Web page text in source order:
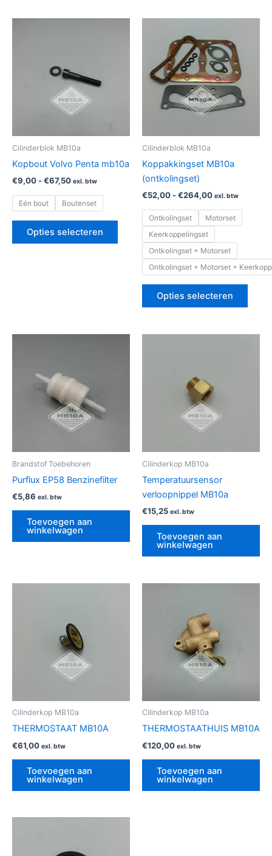
Cilinderblok MB10a
Kopbout Volvo Penta mb10a
€9,00 -€67,50 exl. btw
Eén bout Boutenset
Opties selecteren
meerdere
variaties.
op
productpagina
Cilinderblok MB10a
Koppakkingset MB10a
(ontkolingset)
€52,00 -€264,00
tot
€264,00
exl. btw
Ontkolingset
Motorset
Keerkoppelingset
Ontkolingset + Motorset
Ontkolingset + Motorset +
Opties selecteren
Brandstof Toebehoren
Purflux EP58 Benzinefilter
€5,86 exl. btw
Toevoegen aan
winkelwagen
Cilinderkop MB10a
Temperatuursensor
verloopnippel MB10a
€15,25 exl. btw
Toevoegen aan
winkelwagen
Cilinderkop MB10a
THERMOSTAAT MB10A
€61,00 exl. btw
Toevoegen aan
winkelwagen
Cilinderkop MB10a
THERMOSTAATHUIS MB10A
€120,00 exl. btw
Toevoegen aan
winkelwagen